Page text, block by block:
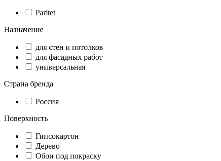
Paritet
Назначение
для стен и потолков
для фасадных работ
универсальная
Страна бренда
Россия
Поверхность
Гипсокартон
Дерево
Обои под покраску